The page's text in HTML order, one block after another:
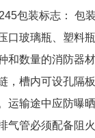
包装标志： 包
口玻璃瓶、塑料
和数量的消防器
，槽内可设孔隔
运输途中应防曝
气管必须配备阻